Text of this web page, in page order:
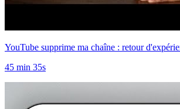
YouTube supprime ma chaîne : retour
45 min 35s